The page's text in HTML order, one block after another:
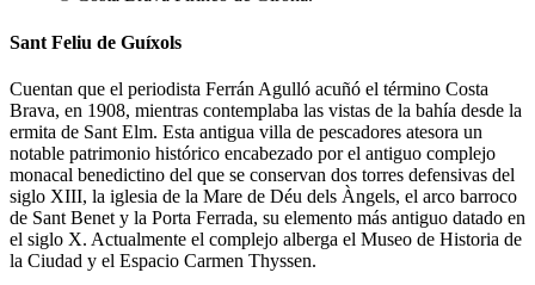
Sant Feliu de Guíxols
Cuentan que el periodista Ferrán Agulló acuñó el término Costa
Brava, en 1908, mientras contemplaba las vistas de la bahía desde la
ermita de Sant Elm. Esta antigua villa de pescadores atesora un
notable patrimonio histórico encabezado por el antiguo complejo
monacal benedictino del que se conservan dos torres defensivas del
siglo XIII, la iglesia de la Mare de Déu dels Àngels, el arco barroco
de Sant Benet y la Porta Ferrada, su elemento más antiguo datado en
el siglo X. Actualmente el complejo alberga el Museo de Historia de
la Ciudad y el Espacio Carmen Thyssen.